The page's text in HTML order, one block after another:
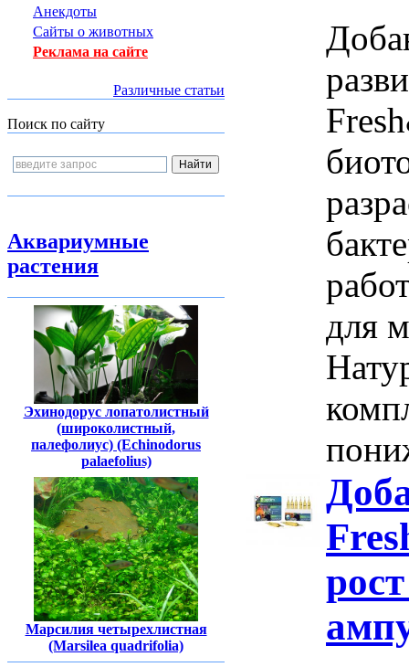
Анекдоты
Сайты о животных
Реклама на сайте
Различные статьи
Поиск по сайту
Аквариумные
растения
Эхинодорус лопатолистный
(широколистный,
палефолиус) (Echinodorus
palaefolius)
Марсилия четырехлистная
(Marsilea quadrifolia)
для